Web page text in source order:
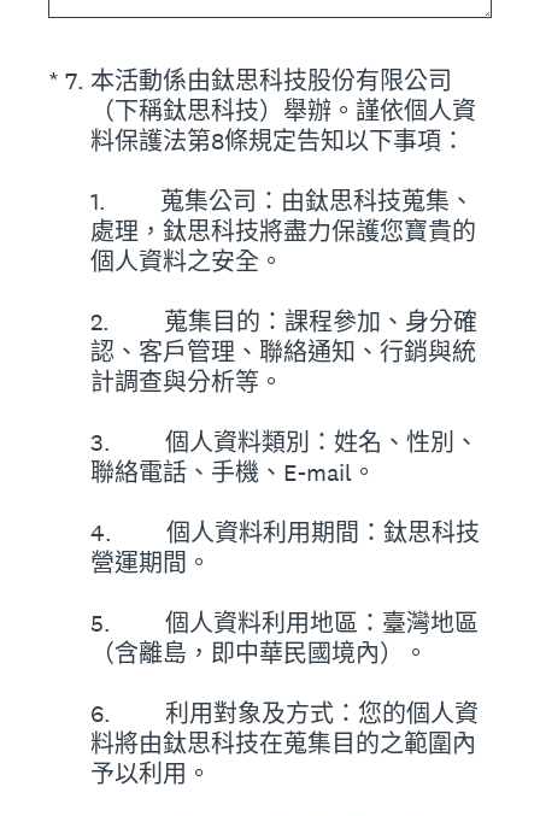
* 7. 本活動係由鈦思科技股份有限公司
（下稱鈦思科技）舉辦。謹依個人資
料保護法第8條規定告知以下事項：
1. 蒐集公司：由鈦思科技蒐集、
處理，鈦思科技將盡力保護您寶貴的
個人資料之安全。
2. 蒐集目的：課程參加、身分確
認、客戶管理、聯絡通知、行銷與統
計調查與分析等。
3. 個人資料類別：姓名、性別、
聯絡電話、手機、E-mail。
4. 個人資料利用期間：鈦思科技
營運期間。
5. 個人資料利用地區：臺灣地區
（含離島，即中華民國境內）。
6. 利用對象及方式：您的個人資
料將由鈦思科技在蒐集目的之範圍內
予以利用。
(必答。)